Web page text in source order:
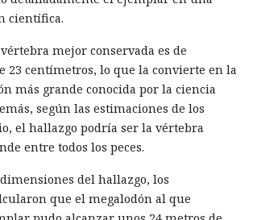
científica.
mejor conservada es de
23 centímetros, lo que la convierte en la
más grande conocida por la ciencia
según las estimaciones de los
el hallazgo podría ser la vértebra
entre todos los peces.
del hallazgo, los
que el megalodón al que